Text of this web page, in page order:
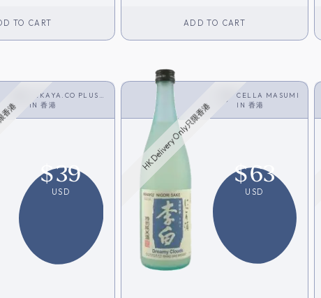
TO CART ADD TO CART
SAKAYA.CO PLUS
<SAKE>
IN香港
港
$39
USD
CELLA MASUMI
IN 香港
HK Delivery Only只限香港
$63
USD